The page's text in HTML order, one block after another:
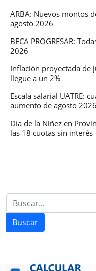
ARBA: Nuevos montos
agosto 2026
BECA PROGRESAR:
2026
Inflación proyectada de
llegue a un 2%
Escala salarial UATRE:
aumento de agosto 2026
Día de la Niñez en
las 18 cuotas sin interés
Buscar